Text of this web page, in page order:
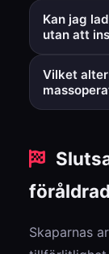
Generellt sett
kräver extra
säkrare och
Kan jag
utan att
Ja. Ett
Android utan
Vilket
Skaparnas